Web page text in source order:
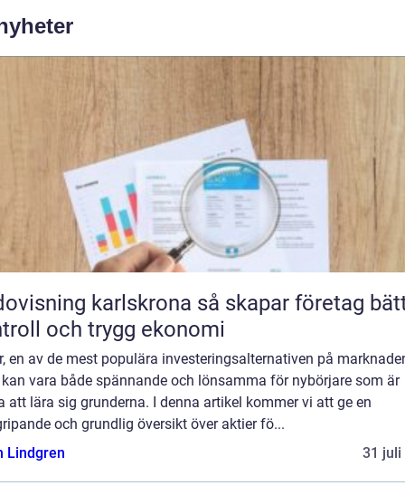
karlskrona så skapar företag bättre
och trygg ekonomi
en av de mest populära investeringsalternativen på
vara både spännande och lönsamma för nybörjare som är
att lära sig grunderna. I denna artikel kommer vi att ge en
och grundlig översikt över aktier fö...
Lindgren
31 juli